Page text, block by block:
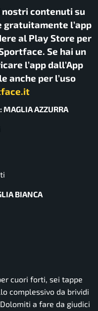
contenuti su
gratuitamente l’app
al Play Store per
Se hai un
l’app dall’App
anche per l’uso
MAGLIA AZZURRA
BIANCA
cuori forti, sei tappe
complessivo da brividi
a fare da giudici